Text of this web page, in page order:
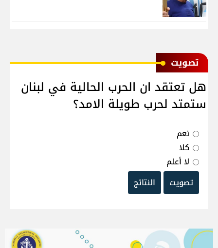
ﺗﺼﻮﻳﺖ
هل تعتقد ان الحرب الحالية في لبنان
ستمتد لحرب طويلة الامد؟
نعم
كلا
لا أعلم
تصويت
النتائج